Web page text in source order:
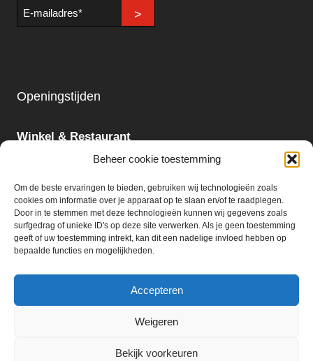
Beheer cookie toestemming
Om de beste ervaringen te bieden, gebruiken wij technologieën zoals
cookies om informatie over je apparaat op te slaan en/of te raadplegen.
Door in te stemmen met deze technologieën kunnen wij gegevens zoals
surfgedrag of unieke ID's op deze site verwerken. Als je geen toestemming
geeft of uw toestemming intrekt, kan dit een nadelige invloed hebben op
bepaalde functies en mogelijkheden.
Accepteren
Weigeren
Bekijk voorkeuren
E-
mailadres
>
Openingstijden
Winkel & Restaurant
Maandag - Zondag
Slijterij:
Maandag - Zaterdag
09:00 - 18:00